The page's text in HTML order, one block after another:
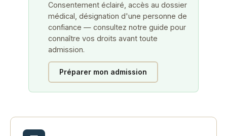
Consentement éclairé, accès au dossier
médical, désignation d'une personne de
confiance — consultez notre guide pour
connaître vos droits avant toute
admission.
Préparer mon admission